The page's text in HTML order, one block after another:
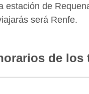
estación de
será Renfe.
de los